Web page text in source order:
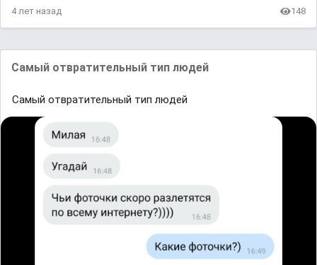
4 лет назад 148
Самый отвратительный тип людей
Самый отвратительный тип людей